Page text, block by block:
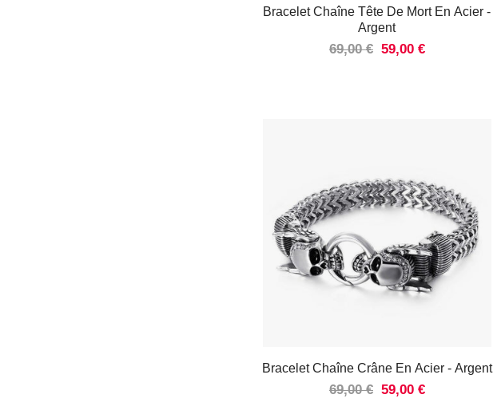
Bracelet Chaîne Tête De Mort En Acier-
Argent
69,00 € 59,00 €
Bracelet Chaîne Crâne En Acier - Argent
69,00 € 59,00 €